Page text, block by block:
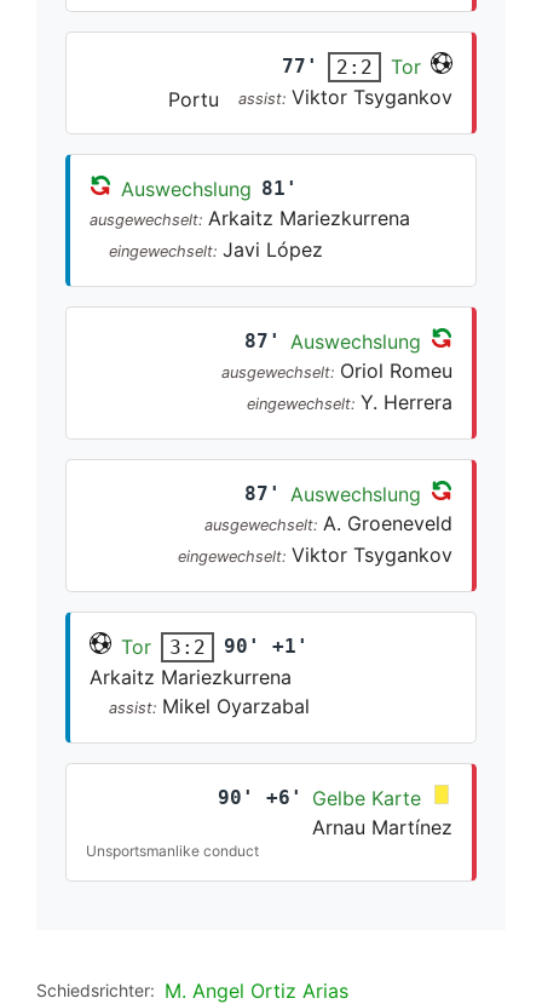
77' 2:2
Tor
Portu
assist: Viktor Tsygankov
Auswechslung 81'
ausgewechselt: Arkaitz Mariezkurrena
eingewechselt: Javi López
87' Auswechslung
ausgewechselt: Oriol Romeu
eingewechselt: Y. Herrera
87' Auswechslung
ausgewechselt: A. Groeneveld
eingewechselt: Viktor Tsygankov
Tor 3:2 90' +1'
Arkaitz Mariezkurrena
assist: Mikel Oyarzabal
90' +6'
Gelbe Karte
Arnau Martínez
Unsportsmanlike conduct
Schiedsrichter: M. Angel Ortiz Arias